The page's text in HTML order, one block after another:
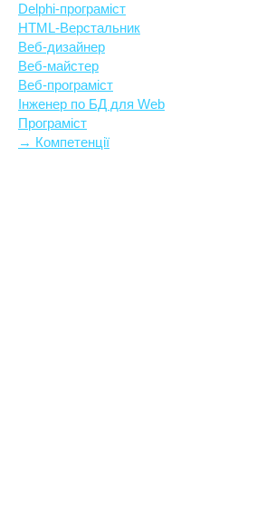
Delphi-програміст
HTML-Верстальник
Веб-дизайнер
Веб-майстер
Веб-програміст
Інженер по БД для Web
Програміст
→ Компетенції